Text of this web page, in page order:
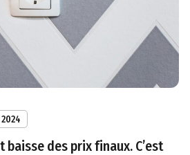
baisse des prix finaux. C’est